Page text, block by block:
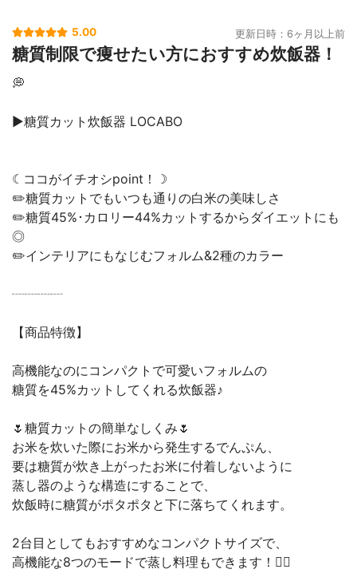
5.00 更新日時：6ヶ月以上前
糖質制限で痩せたい方におすすめ炊飯器！
💭
▶️糖質カット炊飯器 LOCABO
☾ココがイチオシpoint！☽
✏️糖質カットでもいつも通りの白米の美味しさ
✏️糖質45%･カロリー44%カットするからダイエットにも
◎
✏️インテリアにもなじむフォルム&2種のカラー
┈┈┈┈
【商品特徴】
高機能なのにコンパクトで可愛いフォルムの
糖質を45%カットしてくれる炊飯器♪
🌷糖質カットの簡単なしくみ🌷
お米を炊いた際にお米から発生するでんぷん、
要は糖質が炊き上がったお米に付着しないように
蒸し器のような構造にすることで、
炊飯時に糖質がポタポタと下に落ちてくれます。
2台目としてもおすすめなコンパクトサイズで、
高機能な8つのモードで蒸し料理もできます！🙆‍♀️